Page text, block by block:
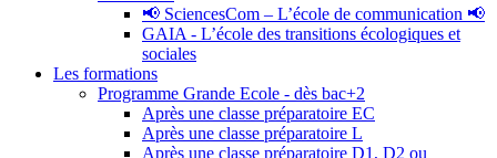
📢 SciencesCom – L’école de communication 📢
GAIA - L’école des transitions écologiques et
sociales
Les formations
Programme Grande Ecole - dès bac+2
Après une classe préparatoire EC
Après une classe préparatoire L
Après une classe préparatoire D1, D2 ou